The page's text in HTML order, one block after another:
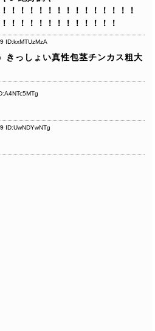
！！！！！！！！！！！！！！
！！！！！！！！！！！！
ID:kxMTUzMzA
きっしょい真性包茎チンカス粗大
ID:UwNDYwNTg